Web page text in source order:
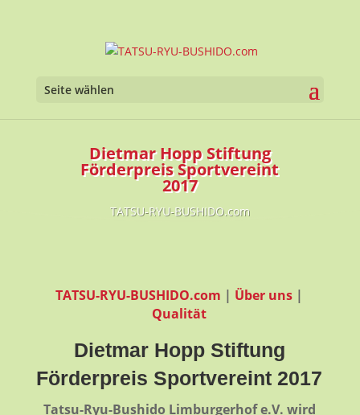
Seite wählen
Dietmar Hopp Stiftung
Förderpreis Sportvereint
2017
TATSU-RYU-BUSHIDO.com
TATSU-RYU-BUSHIDO.com | Über uns |
Qualität
Dietmar Hopp Stiftung
Förderpreis Sportvereint 2017
Tatsu-Ryu-Bushido Limburgerhof e.V. wird